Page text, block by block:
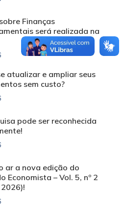
Finanças
será realizada na
atualizar e ampliar seus
sem custo?
pode ser reconhecida
ar a nova edição do
Economista – Vol. 5, nº 2